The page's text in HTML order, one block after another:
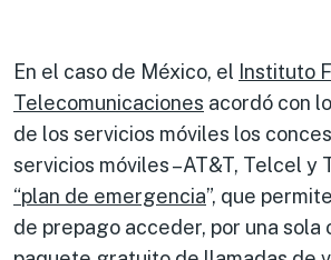
En el caso de México, el Instituto
Telecomunicaciones acordó con
de los servicios móviles los
servicios móviles –AT&T, Telcel y
“plan de emergencia”, que
de prepago acceder, por una sola